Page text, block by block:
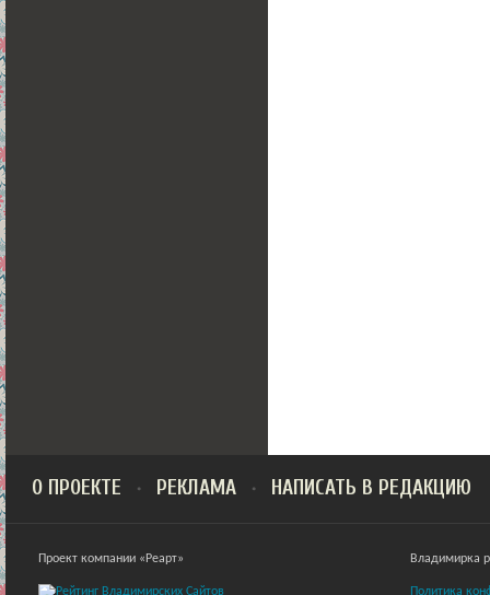
О ПРОЕКТЕ РЕКЛАМА НАПИСАТЬ В РЕДАКЦИЮ
Проект компании «Реарт» Владимирка
Политика